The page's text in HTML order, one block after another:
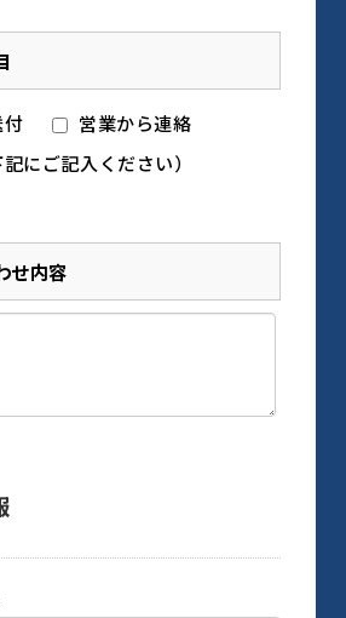
付
営業から連絡
にご記入ください）
せ内容